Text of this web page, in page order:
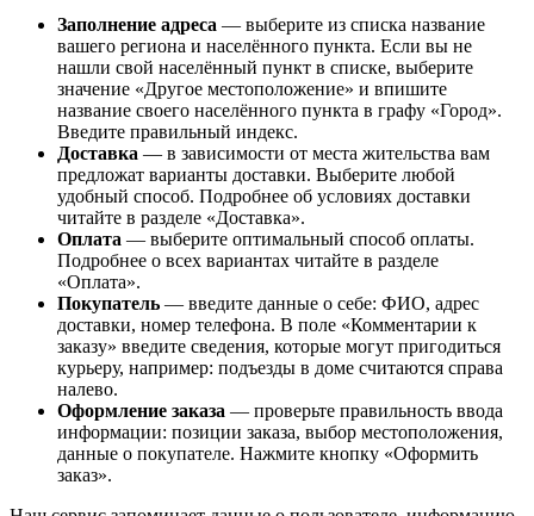
Заполнение адреса — выберите из списка название
вашего региона и населённого пункта. Если вы не
нашли свой населённый пункт в списке, выберите
значение «Другое местоположение» и впишите
название своего населённого пункта в графу «Город».
Введите правильный индекс.
Доставка — в зависимости от места жительства вам
предложат варианты доставки. Выберите любой
удобный способ. Подробнее об условиях доставки
читайте в разделе «Доставка».
Оплата — выберите оптимальный способ оплаты.
Подробнее о всех вариантах читайте в разделе
«Оплата».
Покупатель — введите данные о себе: ФИО, адрес
доставки, номер телефона. В поле «Комментарии к
заказу» введите сведения, которые могут пригодиться
курьеру, например: подъезды в доме считаются справа
налево.
Оформление заказа — проверьте правильность ввода
информации: позиции заказа, выбор местоположения,
данные о покупателе. Нажмите кнопку «Оформить
заказ».